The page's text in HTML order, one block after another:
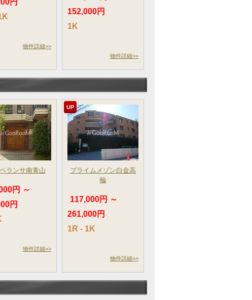
円
物件詳細>>
152,000円
1K
物件詳細>>
ランサ南青山
円 ～
円
物件詳細>>
UP
プライムメゾン白金高
輪
117,000円 ～
261,000円
1R - 1K
物件詳細>>